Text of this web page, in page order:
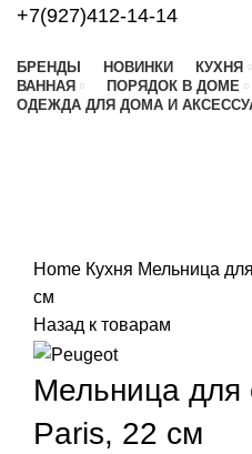
+7(927)412-14-14
БРЕНДЫ НОВИНКИ КУХНЯ
ВАННАЯ
ПОРЯДОК В ДОМЕ
ОДЕЖДА ДЛЯ ДОМА И
Home Кухня Мельница
см
Назад к товарам
Мельница для
Paris, 22 см